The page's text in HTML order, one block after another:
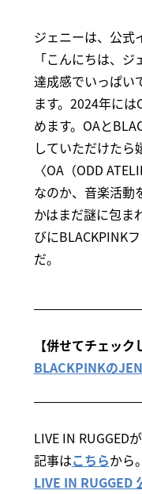
ジェニーは、公式
「こんにちは、
達成感でいっぱい
ます。2024年に
めます。OAと
していただけたら
〈OA（ODD
なのか、音楽活動
かはまだ謎に包ま
びにBLACKPINK
だ。
【併せてチェック
BLACKPINKの
LIVE IN RUGGED
記事はこちらから。
LIVE IN RUGGED